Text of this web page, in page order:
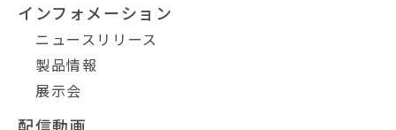
インフォメーション
ニュースリリース
製品情報
展示会